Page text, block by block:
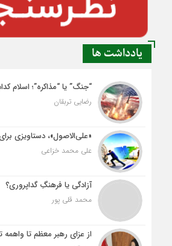
یادداشت ها
“جنگ” یا “مذاکره”؛ اسلام
رضایی تربقان
«علی‌الاصول»، دستاویزی
علی محمد خزاعی
آزادگی یا فرهنگِ گداپروری؟
محمد قلی پور
از عزای رهبر معظم تا واهمه